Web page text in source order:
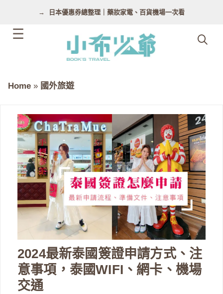
日本優惠券總整理｜藥妝家電、百貨機場一次看
Home » 國外旅遊
2024最新泰國簽證申請方式、注
意事項，泰國WIFI、網卡、機場
交通